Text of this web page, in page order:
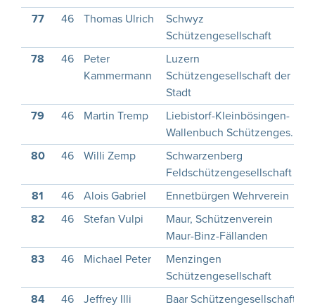
77 46 Thomas Ulrich
Schwyz
Schützengesellschaft
78 46
Peter
Kammermann
Luzern
Schützengesellschaft der
Stadt
79 46 Martin Tremp
Liebistorf-Kleinbösingen-
Wallenbuch Schützenges.
80 46 Willi Zemp
Schwarzenberg
Feldschützengesellschaft
81 46 Alois Gabriel Ennetbürgen Wehrverein
82
46 Stefan Vulpi
Maur, Schützenverein
Maur-Binz-Fällanden
83 46 Michael Peter
Menzingen
Schützengesellschaft
84 46 Jeffrey Illi
Baar Schützengesellschaft